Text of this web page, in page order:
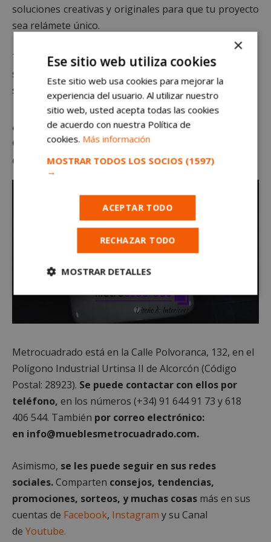
soluciones creativas y originales para que tu proyecto
sea relámete único.
Te imaginas por un segundo poder ver la casa de tus
sueños o ese espacio con el que tienes tiempo
soñando sin haber entrado en obras.
¿Cómo lo hacen? Cuentan con la tecnología
en 3D que les permite decorar tu casa.
encantará!
Metrocuadrado está en la Calle Polvoranca, 132, en el
Polígono Industrial Urtinsa II de Alcorcón (Código
Postal: 28923). Se puede contactar con ellos por
teléfono, en los números (+34) 91 644 91 73 y618
406 544. También por correo electrónico:
en info@mueblesmetrocuadrado.com.
Asimismo, se les puede seguir en sus redes
sociales.Comparten consejos, tendencias,
promociones, sorteos, y muchas cosas más en sus
cuentas de Facebook, Instagram y su Canal
de Youtube.
×
Ese sitio web utiliza cookies
Este sitio web usa cookies para mejorar la
experiencia del usuario. Al utilizar nuestro
sitio web, usted acepta todas las cookies
de acuerdo con nuestra Política de
cookies. Más información
MOSTRAR TODOS LOS SOCIOS (1597)
→
ACEPTAR TODO
RECHAZAR TODO
MOSTRAR DETALLES
Cookies
necesarias
Cookies de
rendimiento
Cookies de
preferencias
Cookies de
funcionalidad
Cookies no clasificadas
Cookies estrictamente necesarias
Cookies de rendimiento